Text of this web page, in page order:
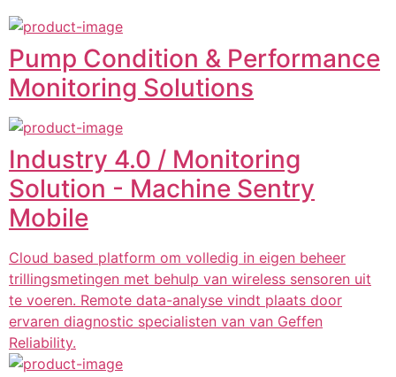
Pump Condition & Performance
Monitoring Solutions
Industry 4.0 / Monitoring
Solution - Machine Sentry
Mobile
Cloud based platform om volledig in eigen beheer
trillingsmetingen met behulp van wireless sensoren uit
te voeren. Remote data-analyse vindt plaats door
ervaren diagnostic specialisten van van Geffen
Reliability.